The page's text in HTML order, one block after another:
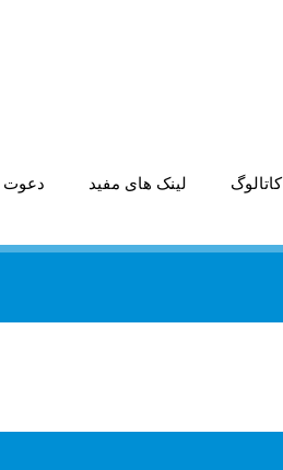
کاتالوگ لینک های مفید دعوت